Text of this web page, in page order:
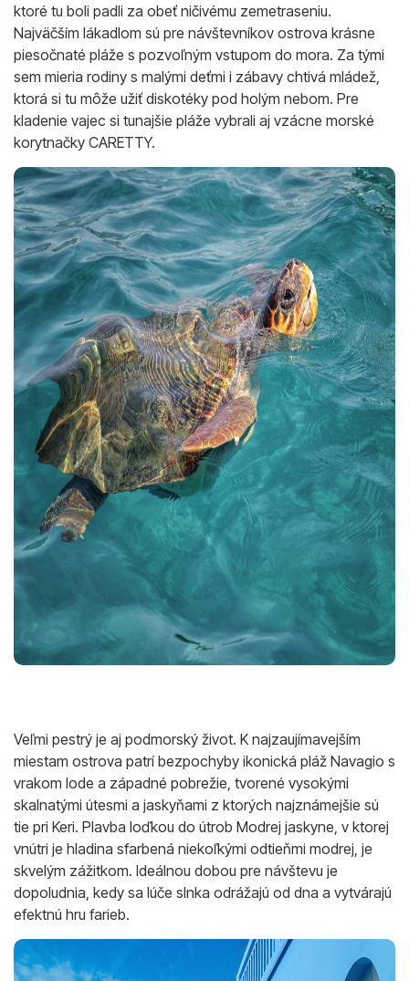
ktoré tu boli padli za obeť ničivému zemetraseniu.
Najväčším lákadlom sú pre návštevníkov ostrova krásne
piesočnaté pláže s pozvoľným vstupom do mora. Za tými
sem mieria rodiny s malými deťmi i zábavy chtivá mládež,
ktorá si tu môže užiť diskotéky pod holým nebom. Pre
kladenie vajec si tunajšie pláže vybrali aj vzácne morské
korytnačky CARETTY.
Veľmi pestrý je aj podmorský život. K najzaujímavejším
miestam ostrova patrí bezpochyby ikonická pláž Navagio s
vrakom lode a západné pobrežie, tvorené vysokými
skalnatými útesmi a jaskyňami z ktorých najznámejšie sú
tie pri Keri. Plavba loďkou do útrob Modrej jaskyne, v ktorej
vnútri je hladina sfarbená niekoľkými odtieňmi modrej, je
skvelým zážitkom. Ideálnou dobou pre návštevu je
dopoludnia, kedy sa lúče slnka odrážajú od dna a vytvárajú
efektnú hru farieb.